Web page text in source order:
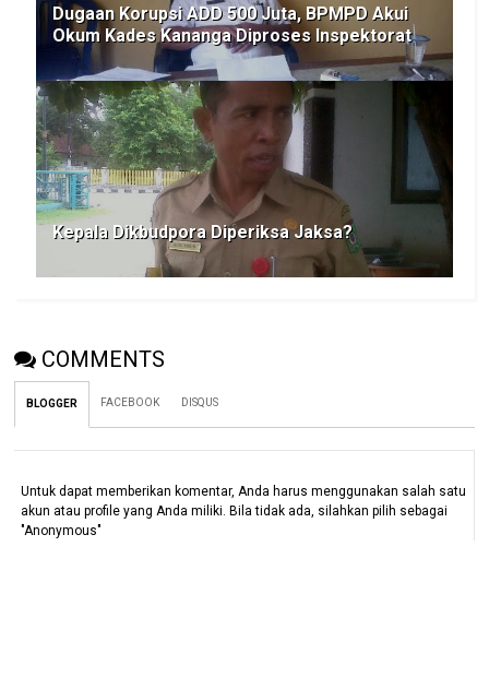
Dugaan Korupsi ADD 500 Juta, BPMPD Akui
Okum Kades Kananga Diproses Inspektorat
Kepala Dikbudpora Diperiksa Jaksa?
COMMENTS
BLOGGER FACEBOOK DISQUS
Untuk dapat memberikan komentar, Anda harus menggunakan salah satu
akun atau profile yang Anda miliki. Bila tidak ada, silahkan pilih sebagai
"Anonymous"